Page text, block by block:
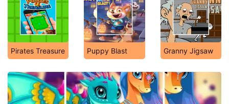
Pirates Treasure Puppy Blast Granny Jigsaw